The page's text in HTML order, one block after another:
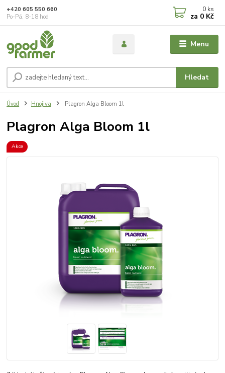
Menu
Hledat
+420 605 550 660
Po-Pá, 8-18 hod
0 ks
za 0 Kč
Úvod Hnojiva Plagron Alga Bloom 1l
Plagron Alga Bloom 1l
Akce